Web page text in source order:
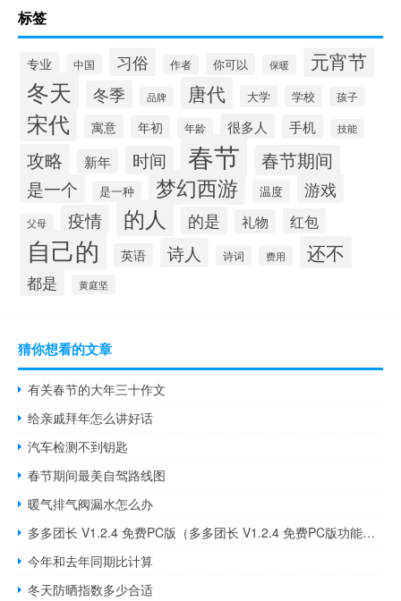
标签
专业 中国 习俗 作者 你可以 保暖 元宵节
冬天 冬季 品牌 唐代 大学 学校 孩子
宋代 寓意 年初 年龄 很多人 手机 技能
攻略 新年 时间 春节 春节期间
是一个 是一种 梦幻西游 温度 游戏
父母 疫情 的人 的是 礼物 红包
自己的 英语 诗人 诗词 费用 还不
都是 黄庭坚
猜你想看的文章
有关春节的大年三十作文
给亲戚拜年怎么讲好话
汽车检测不到钥匙
春节期间最美自驾路线图
暖气排气阀漏水怎么办
多多团长 V1.2.4 免费PC版（多多团长 V1.2.4 免费PC版功能简介）
今年和去年同期比计算
冬天防晒指数多少合适